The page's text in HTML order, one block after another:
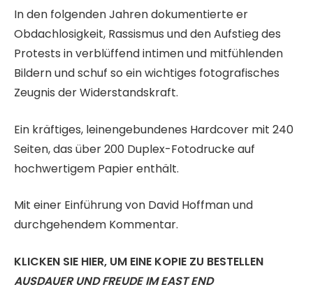
In den folgenden Jahren dokumentierte er
Obdachlosigkeit, Rassismus und den Aufstieg des
Protests in verblüffend intimen und mitfühlenden
Bildern und schuf so ein wichtiges fotografisches
Zeugnis der Widerstandskraft.
Ein kräftiges, leinengebundenes Hardcover mit 240
Seiten, das über 200 Duplex-Fotodrucke auf
hochwertigem Papier enthält.
Mit einer Einführung von David Hoffman und
durchgehendem Kommentar.
KLICKEN SIE HIER, UM EINE KOPIE ZU BESTELLEN
AUSDAUER UND FREUDE IM EAST END